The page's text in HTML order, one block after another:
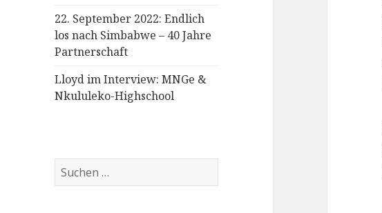
22. September 2022: Endlich
los nach Simbabwe – 40 Jahre
Partnerschaft
Lloyd im Interview: MNGe &
Nkululeko-Highschool
Suchen
nach: